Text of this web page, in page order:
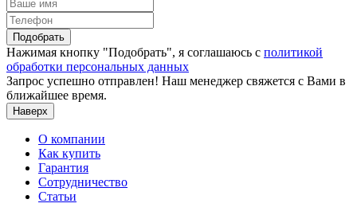
Подобрать
Нажимая кнопку "Подобрать", я соглашаюсь с политикой
обработки персональных данных
Запрос успешно отправлен! Наш менеджер свяжется с Вами в
ближайшее время.
Наверх
О компании
Как купить
Гарантия
Сотрудничество
Статьи